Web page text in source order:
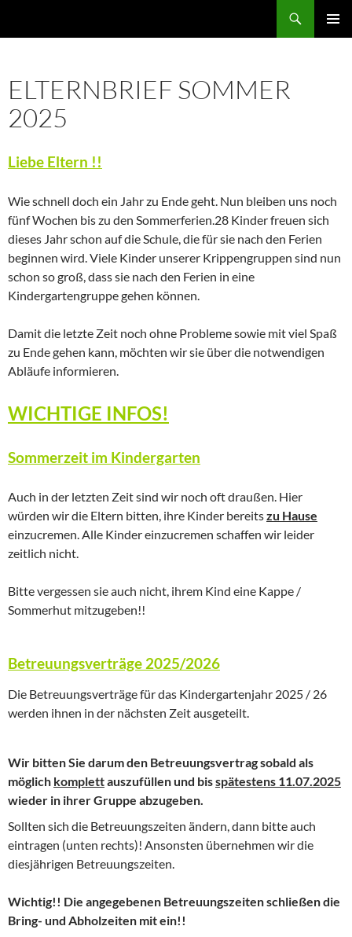
ELTERNBRIEF SOMMER
2025
Liebe Eltern !!
Wie schnell doch ein Jahr zu Ende geht. Nun bleiben uns noch
fünf Wochen bis zu den Sommerferien.28 Kinder freuen sich
dieses Jahr schon auf die Schule, die für sie nach den Ferien
beginnen wird. Viele Kinder unserer Krippengruppen sind nun
schon so groß, dass sie nach den Ferien in eine
Kindergartengruppe gehen können.
Damit die letzte Zeit noch ohne Probleme sowie mit viel Spaß
zu Ende gehen kann, möchten wir sie über die notwendigen
Abläufe informieren.
WICHTIGE INFOS!
Sommerzeit im Kindergarten
Auch in der letzten Zeit sind wir noch oft draußen. Hier
würden wir die Eltern bitten, ihre Kinder bereitszu Hause
einzucremen. Alle Kinder einzucremen schaffen wir leider
zeitlich nicht.
Bitte vergessen sie auch nicht, ihrem Kind eine Kappe /
Sommerhut mitzugeben!!
Betreuungsverträge 2025/2026
Die Betreuungsverträge für das Kindergartenjahr 2025 / 26
werden ihnen in der nächsten Zeit ausgeteilt.
Wir bitten Sie darum den Betreuungsvertrag sobald als
möglich komplettauszufüllen und bisspätestens 11.07.2025
wieder in ihrer Gruppe abzugeben.
Sollten sich die Betreuungszeiten ändern, dann bitte auch
eintragen (unten rechts)! Ansonsten übernehmen wir die
diesjährigen Betreuungszeiten.
Wichtig!! Die angegebenen Betreuungszeiten schließen die
Bring- und Abholzeiten mit ein!!